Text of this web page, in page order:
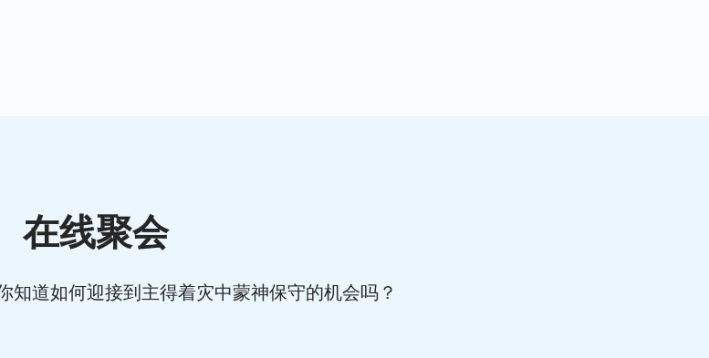
在线聚会
知道如何迎接到主得着灾中蒙神保守的机会吗？